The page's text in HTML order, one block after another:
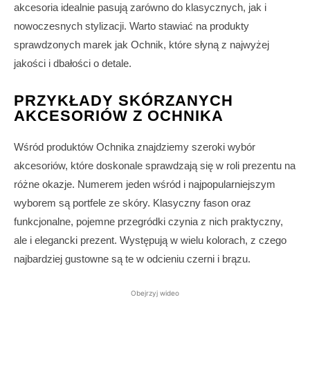
akcesoria idealnie pasują zarówno do klasycznych, jak i
nowoczesnych stylizacji. Warto stawiać na produkty
sprawdzonych marek jak Ochnik, które słyną z najwyżej
jakości i dbałości o detale.
PRZYKŁADY SKÓRZANYCH
AKCESORIÓW Z OCHNIKA
Wśród produktów Ochnika znajdziemy szeroki wybór
akcesoriów, które doskonale sprawdzają się w roli prezentu na
różne okazje. Numerem jeden wśród i najpopularniejszym
wyborem są portfele ze skóry. Klasyczny fason oraz
funkcjonalne, pojemne przegródki czynia z nich praktyczny,
ale i elegancki prezent. Występują w wielu kolorach, z czego
najbardziej gustowne są te w odcieniu czerni i brązu.
Obejrzyj wideo